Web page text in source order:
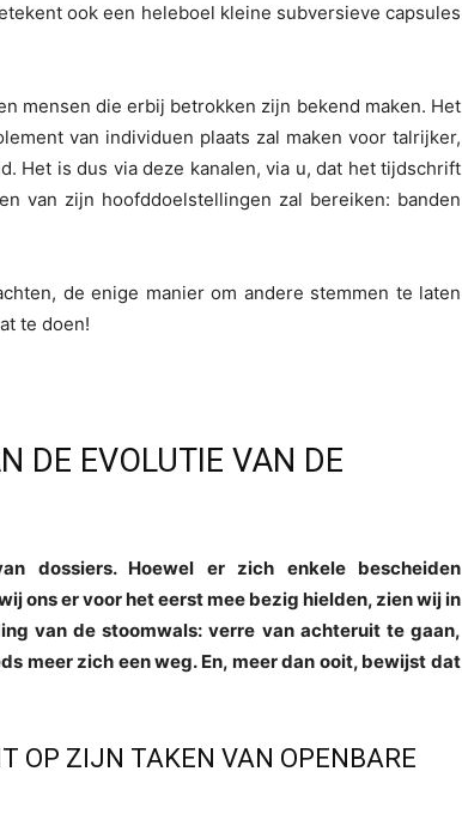
ook een heleboel kleine subversieve capsules
mensen die erbij betrokken zijn bekend maken. Het
van individuen plaats zal maken voor talrijker,
Het is dus via deze kanalen, via u, dat het tijdschrift
van zijn hoofddoelstellingen zal bereiken: banden
de enige manier om andere stemmen te laten
te doen!
DE EVOLUTIE VAN DE
dossiers. Hoewel er zich enkele bescheiden
ons er voor het eerst mee bezig hielden, zien wij in
van de stoomwals: verre van achteruit te gaan,
meer zich een weg. En, meer dan ooit, bewijst dat
OP ZIJN TAKEN VAN OPENBARE